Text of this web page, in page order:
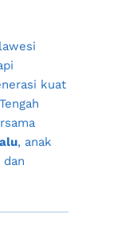
kuat
harus diberikan tempat belajar. Bersama
, anak